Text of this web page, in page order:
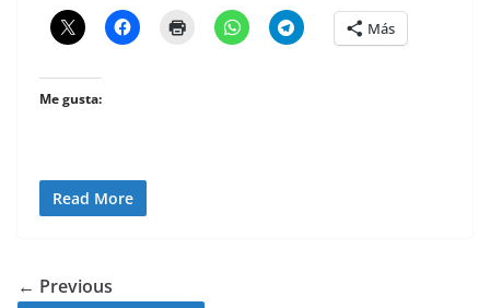
Más
Me gusta:
Read More
← Previous